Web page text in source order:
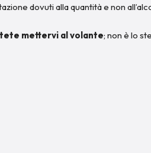
dovuti alla quantità e non
mettervi al volante; non è lo